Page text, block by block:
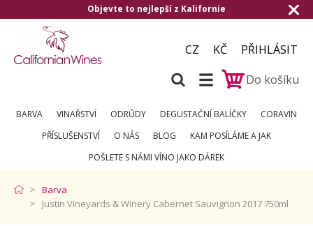
Objevte to nejlepší z Kalifornie
CZ KČ
PŘIHLÁSIT
Do košíku
BARVA VINAŘSTVÍ ODRŮDY DEGUSTAČNÍ BALÍČKY
CORAVIN
PŘÍSLUŠENSTVÍ
O NÁS BLOG
KAM POSÍLÁME A JAK
POŠLETE S NÁMI VÍNO JAKO DÁREK
Barva
Justin Vineyards & Winery Cabernet Sauvignon 2017 750ml